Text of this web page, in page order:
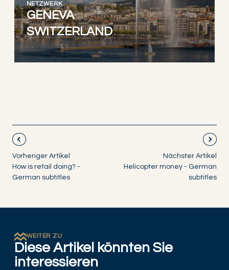
NETZWERK
GENEVA
SWITZERLAND
Vorheriger Artikel
How is retail doing? -
German subtitles
Nächster Artikel
Helicopter money - German
subtitles
WEITER ZU
Diese Artikel könnten Sie
interessieren